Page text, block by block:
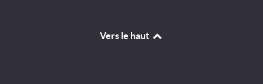
Vers le haut